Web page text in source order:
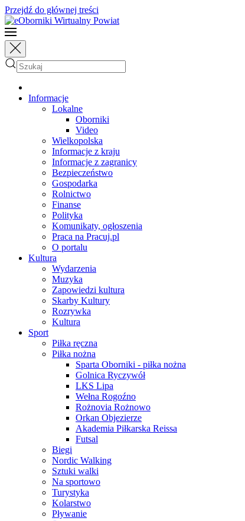
Przejdź do głównej treści
Informacje
Lokalne
Oborniki
Video
Wielkopolska
Informacje z kraju
Informacje z zagranicy
Bezpieczeństwo
Gospodarka
Rolnictwo
Finanse
Polityka
Komunikaty, ogłoszenia
Praca na Pracuj.pl
O portalu
Kultura
Wydarzenia
Muzyka
Zapowiedzi kultura
Skarby Kultury
Rozrywka
Kultura
Sport
Piłka ręczna
Piłka nożna
Sparta Oborniki - piłka nożna
Golnica Ryczywół
LKS Lipa
Wełna Rogoźno
Rożnovia Rożnowo
Orkan Objezierze
Akademia Piłkarska Reissa
Futsal
Biegi
Nordic Walking
Sztuki walki
Na sportowo
Turystyka
Kolarstwo
Pływanie